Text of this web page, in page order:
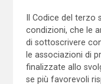
Il Codice del
condizioni, che le
di sottoscrivere
le associazioni di
finalizzate allo
se più favorevoli